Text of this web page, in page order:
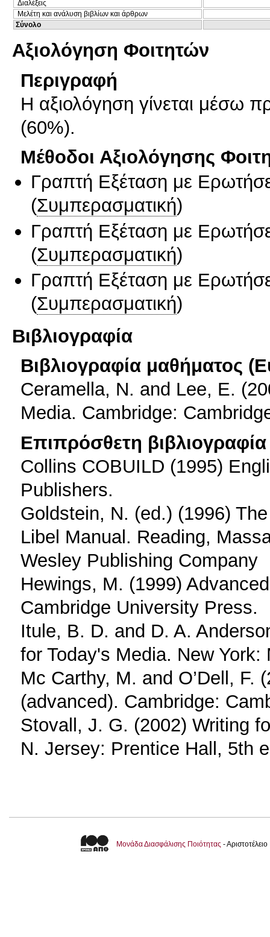
Διαλέξεις
Μελέτη και ανάλυση βιβλίων και άρθρων
Σύνολο
Αξιολόγηση Φοιτητών
Περιγραφή
Η αξιολόγηση γίνεται μέσω
(60%).
Μέθοδοι Αξιολόγησης
Γραπτή Εξέταση με
(Συμπερασματική)
Γραπτή Εξέταση με
(Συμπερασματική)
Γραπτή Εξέταση με
(Συμπερασματική)
Βιβλιογραφία
Βιβλιογραφία μαθήματος
Ceramella, N. and Lee, E.
Media. Cambridge:
Επιπρόσθετη βιβλιογραφία
Collins COBUILD (1995)
Publishers.
Goldstein, N. (ed.) (1996)
Libel Manual. Reading,
Wesley Publishing Company
Hewings, M. (1999)
Cambridge University Press.
Itule, B. D. and D. A.
for Today's Media. New
Mc Carthy, M. and O’Dell, F.
(advanced). Cambridge:
Stovall, J. G. (2002) Writing
N. Jersey: Prentice Hall, 5th
Μονάδα Διασφάλισης Ποιότητας -